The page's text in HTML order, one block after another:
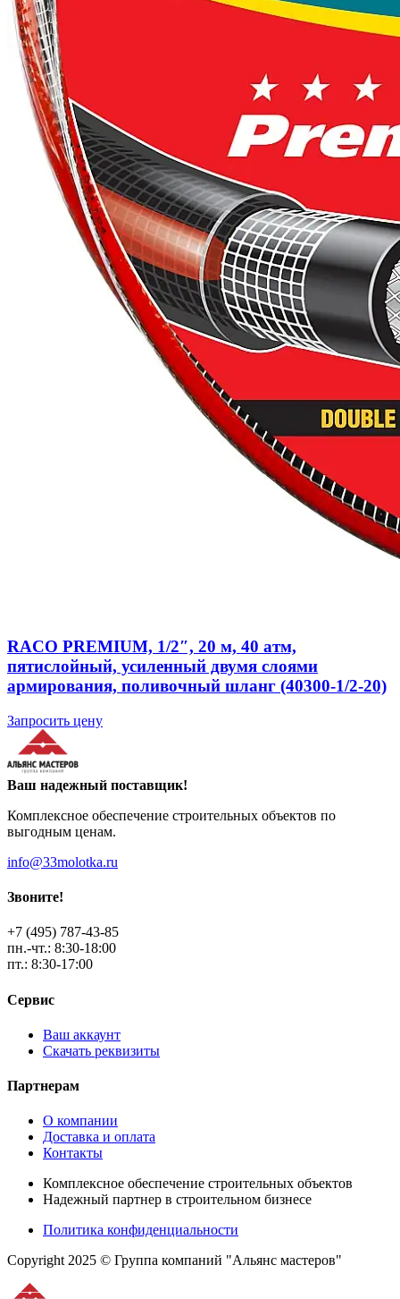
RACO PREMIUM, 1/2″, 20 м, 40 атм,
пятислойный, усиленный двумя слоями
армирования, поливочный шланг (40300-1/2-20)
Запросить цену
Ваш надежный поставщик!
Комплексное обеспечение строительных объектов по
выгодным ценам.
info@33molotka.ru
Звоните!
+7 (495) 787-43-85
пн.-чт.: 8:30-18:00
пт.: 8:30-17:00
Сервис
Ваш аккаунт
Скачать реквизиты
Партнерам
О компании
Доставка и оплата
Контакты
Комплексное обеспечение строительных объектов
Надежный партнер в строительном бизнесе
Политика конфиденциальности
Copyright 2025 © Группа компаний "Альянс мастеров"